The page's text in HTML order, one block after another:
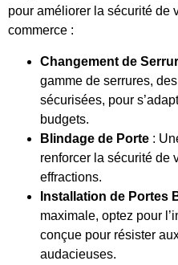
pour améliorer la sécurité de
commerce :
Changement de
gamme de serrures,
sécurisées, pour
budgets.
Blindage de Porte :
renforcer la sécurité de
effractions.
Installation de Portes
maximale, optez pour
conçue pour résister
audacieuses.